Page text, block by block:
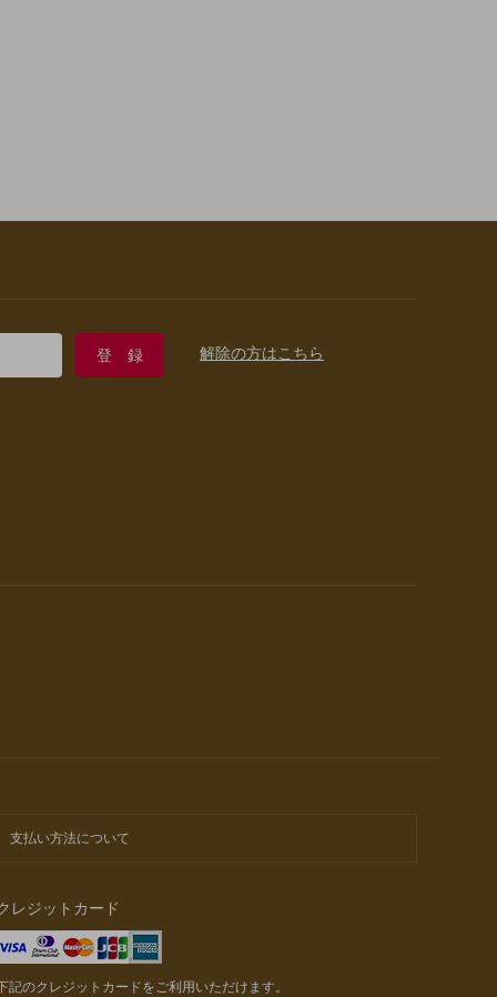
解除の方はこちら
支払い方法について
レジットカード
記のクレジットカードをご利用いただけます。